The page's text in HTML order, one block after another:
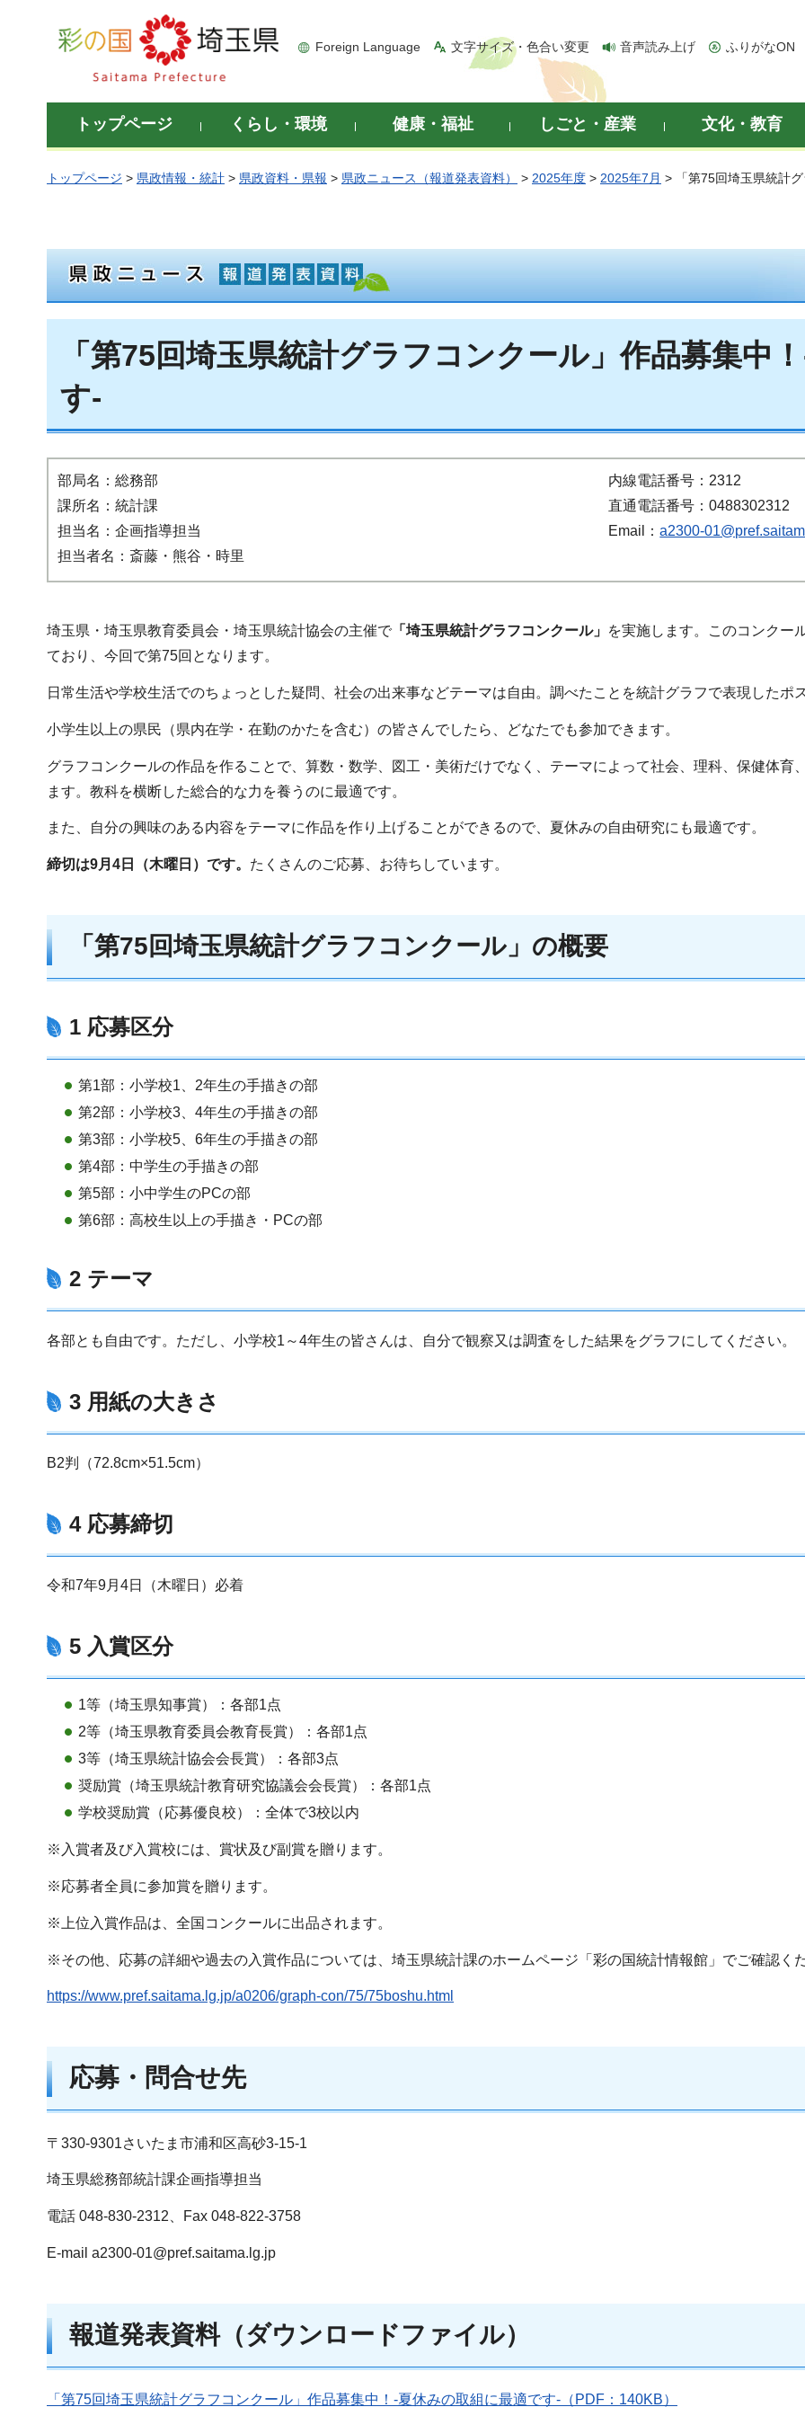
彩の国 埼玉県
Foreign Language 文字サイズ・色合い変更 音声読み上げ ふりがなON
トップページ くらし・環境 健康・福祉 しごと・産業 文化・教育
トップページ > 県政情報・統計 > 県政資料・県報 > 県政ニュース（報道発表資料） > 2025年度 > 2025年7月 > 「第75回埼玉県統計
「第75回埼玉県統計グラフコンクール」作品募集中
す-
部局名：総務部
課所名：統計課
担当名：企画指導担当
担当者名：斎藤・熊谷・時里
内線電話番号：2312
直通電話番号：0488302312
Email：a2300-
埼玉県・埼玉県教育委員会・埼玉県統計協会の主催で 「埼玉県統計グラフコンクール」 を実施します。このコンクー
ており、今回で第75回となります。
日常生活や学校生活でのちょっとした疑問、社会の出来事などテーマは自由。調べたことを統計グラフで表現したポ
小学生以上の県民（県内在学・在勤のかたを含む）の皆さんでしたら、どなたでも参加できます。
グラフコンクールの作品を作ることで、算数・数学、図工・美術だけでなく、テーマによって社会、理科、保健体
ます。教科を横断した総合的な力を養うのに最適です。
また、自分の興味のある内容をテーマに作品を作り上げることができるので、夏休みの自由研究にも最適です。
締切は9月4日（木曜日）です。 たくさんのご応募、お待ちしています。
「第75回埼玉県統計グラフコンクール」の概要
1 応募区分
第1部：小学校1、2年生の手描きの部
第2部：小学校3、4年生の手描きの部
第3部：小学校5、6年生の手描きの部
第4部：中学生の手描きの部
第5部：小中学生のPCの部
第6部：高校生以上の手描き・PCの部
2 テーマ
各部とも自由です。ただし、小学校1～4年生の皆さんは、自分で観察又は調査をした結果をグラフにしてください。
3 用紙の大きさ
B2判（72.8cm×51.5cm）
4 応募締切
令和7年9月4日（木曜日）必着
5 入賞区分
1等（埼玉県知事賞）：各部1点
2等（埼玉県教育委員会教育長賞）：各部1点
3等（埼玉県統計協会会長賞）：各部3点
奨励賞（埼玉県統計教育研究協議会会長賞）：各部1点
学校奨励賞（応募優良校）：全体で3校以内
※入賞者及び入賞校には、賞状及び副賞を贈ります。
※応募者全員に参加賞を贈ります。
※上位入賞作品は、全国コンクールに出品されます。
※その他、応募の詳細や過去の入賞作品については、埼玉県統計課のホームページ「彩の国統計情報館」でご確認く
https://www.pref.saitama.lg.jp/a0206/graph-con/75/75boshu.html
応募・問合せ先
〒330-9301さいたま市浦和区高砂3-15-1
埼玉県総務部統計課企画指導担当
電話 048-830-2312、Fax 048-822-3758
E-mail a2300-01@pref.saitama.lg.jp
報道発表資料（ダウンロードファイル）
「第75回埼玉県統計グラフコンクール」作品募集中！-夏休みの取組に最適です-（PDF：140KB）